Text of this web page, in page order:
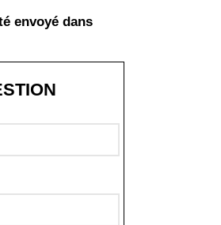
envoyé dans